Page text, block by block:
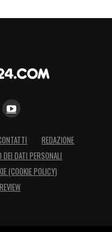
REDAZIONE
DATI PERSONALI
(COOKIE POLICY)